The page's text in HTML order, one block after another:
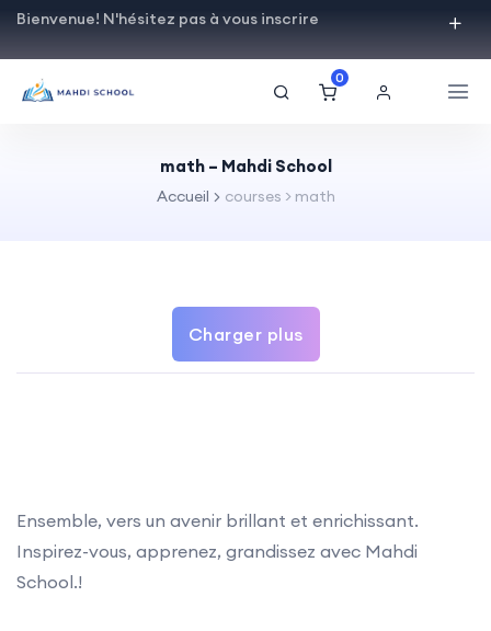
Bienvenue! N'hésitez pas à vous inscrire
0
math – Mahdi School
Accueil courses > math
Charger plus
Ensemble, vers un avenir brillant et enrichissant.
Inspirez-vous, apprenez, grandissez avec Mahdi
School.!